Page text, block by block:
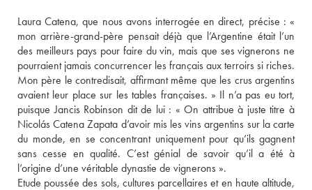
Laura Catena, que nous avons interrogée en direct, précise : «
mon arrière-grand-père pensait déjà que l’Argentine était l’un
des meilleurs pays pour faire du vin, mais que ses vignerons ne
pourraient jamais concurrencer les français aux terroirs si riches.
Mon père le contredisait, affirmant même que les crus argentins
avaient leur place sur les tables françaises. » Il n’a pas eu tort,
puisque Jancis Robinson dit de lui : « On attribue à juste titre à
Nicolás Catena Zapata d’avoir mis les vins argentins sur la carte
du monde, en se concentrant uniquement pour qu’ils gagnent
sans cesse en qualité. C’est génial de savoir qu’il a été à
l’origine d’une véritable dynastie de vignerons ».
Etude poussée des sols, cultures parcellaires et en haute altitude,